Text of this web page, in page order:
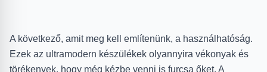
A következő, amit meg kell említenünk, a használhatóság.
Ezek az ultramodern készülékek olyannyira vékonyak és
törékenyek, hogy még kézbe venni is furcsa őket. A